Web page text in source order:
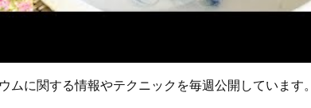
ムに関する情報やテクニックを毎週公開しています。